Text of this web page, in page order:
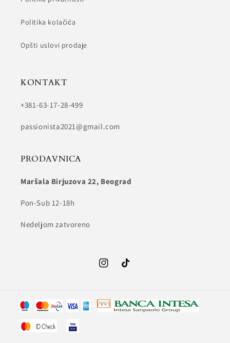
Politika kolačića
Opšti uslovi prodaje
KONTAKT
+381-63-17-28-499
passionista2021@gmail.com
PRODAVNICA
Maršala Birjuzova 22, Beograd
Pon-Sub 12-18h
Nedeljom zatvoreno
InstagramTikTok
Način